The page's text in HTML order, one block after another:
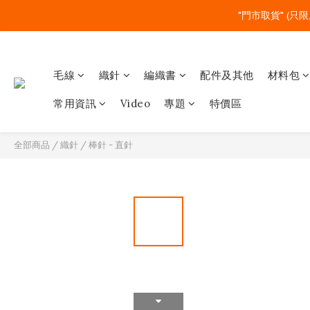
"門市取貨" (只
毛線 織針 編織書 配件及其他 材料包
常用資訊 Video 專題 特價區
全部商品 /織針 /棒針 - 直針